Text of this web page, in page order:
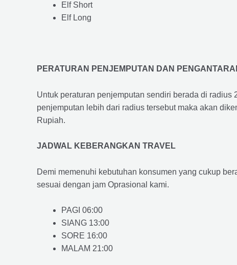
Elf Short
Elf Long
PERATURAN PENJEMPUTAN DAN
Untuk peraturan penjemputan sendiri berada di
penjemputan lebih dari radius tersebut maka akan
Rupiah.
JADWAL KEBERANGKAN TRAVEL
Demi memenuhi kebutuhan konsumen yang cukup
sesuai dengan jam Oprasional kami.
PAGI 06:00
SIANG 13:00
SORE 16:00
MALAM 21:00